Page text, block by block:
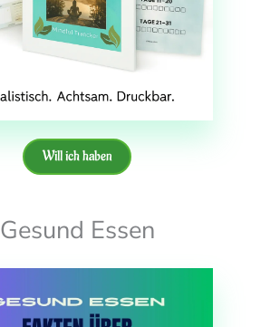
Will ich haben
Gesund Essen